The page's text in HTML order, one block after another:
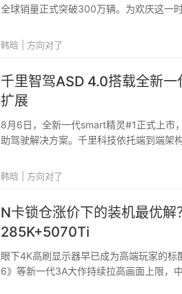
全球销量正式突破300万辆。为欢庆这一
乐派对，共同回望代步车领导...
韩晗 | 方向对了
千里智驾ASD 4.0搭载全新
扩展
8月6日，全新一代smart精灵#1正式上市
助驾驶解决方案。千里科技依托端到端架
新时代。这...
韩晗 | 方向对了
N卡锁仓涨价下的装机最优
285K+5070Ti
眼下4K高刷显示器早已成为高端玩家的
6》等新一代3A大作持续拉高画面上限，